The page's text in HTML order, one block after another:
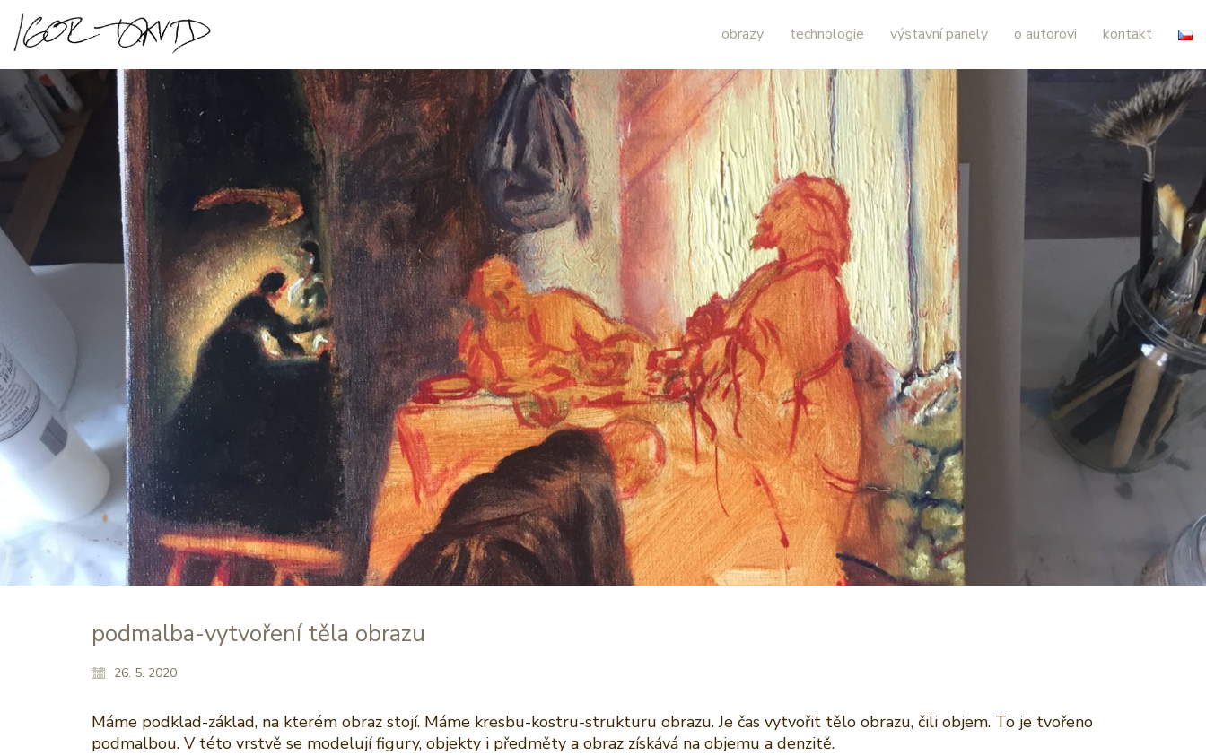
obrazy technologie výstavní panely o autorovi kontakt
podmalba-vytvoření těla obrazu
26. 5. 2020
Máme podklad-základ, na kterém obraz stojí. Máme kresbu-kostru-strukturu obrazu. Je čas vytvořit tělo obrazu, čili objem. To je tvořeno
podmalbou. V této vrstvě se modelují figury, objekty i předměty a obraz získává na objemu a denzitě.